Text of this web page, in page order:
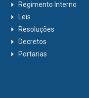
Regimento Interno
Leis
Resoluções
Decretos
Portarias